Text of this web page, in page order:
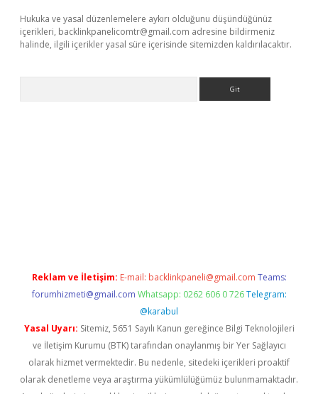
Hukuka ve yasal düzenlemelere aykırı olduğunu düşündüğünüz
içerikleri, backlinkpanelicomtr@gmail.com adresine bildirmeniz
halinde, ilgili içerikler yasal süre içerisinde sitemizden kaldırılacaktır.
Reklam ve İletişim: E-mail: backlinkpaneli@gmail.com Teams:
forumhizmeti@gmail.com Whatsapp: 0262 606 0 726 Telegram:
@karabul
Yasal Uyarı: Sitemiz, 5651 Sayılı Kanun gereğince Bilgi Teknolojileri
ve İletişim Kurumu (BTK) tarafından onaylanmış bir Yer Sağlayıcı
olarak hizmet vermektedir. Bu nedenle, sitedeki içerikleri proaktif
olarak denetleme veya araştırma yükümlülüğümüz bulunmamaktadır.